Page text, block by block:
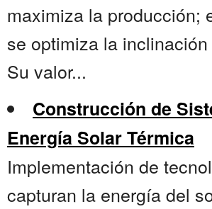
maximiza la producción;
se optimiza la
Su valor...
Construcción de
Energía Solar Térmica
Implementación de
capturan la energía del